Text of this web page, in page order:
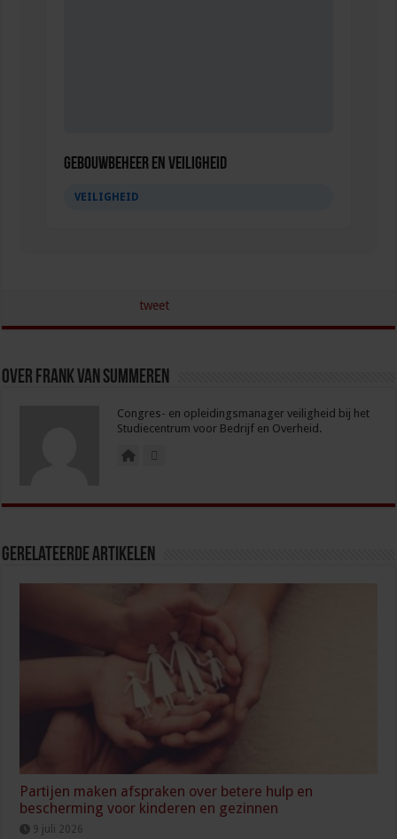
Gebouwbeheer en veiligheid
VEILIGHEID
tweet
Over Frank van Summeren
Congres- en opleidingsmanager veiligheid bij het
Studiecentrum voor Bedrijf en Overheid.
Gerelateerde Artikelen
Partijen maken afspraken over betere hulp en
bescherming voor kinderen en gezinnen
9 juli 2026